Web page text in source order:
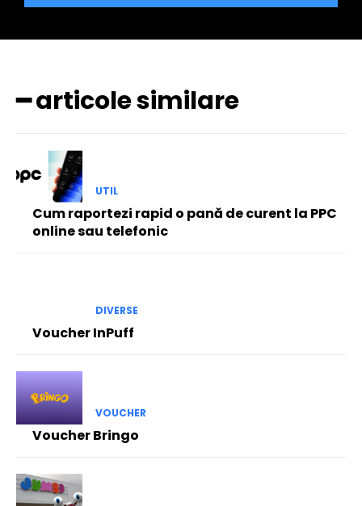
━ articole similare
UTIL
Cum raportezi rapid o pană de curent la PPC
online sau telefonic
DIVERSE
Voucher InPuff
VOUCHER
Voucher Bringo